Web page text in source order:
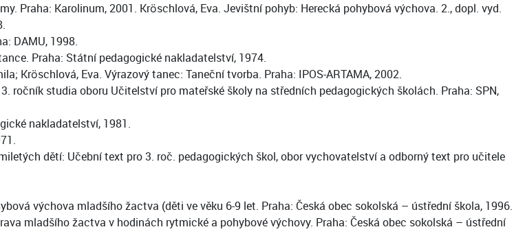
Praha: Karolinum, 2001. Kröschlová, Eva. Jevištní pohyb: Herecká pohybová výchova. 2., dopl. vyd.
DAMU, 1998.
Praha: Státní pedagogické nakladatelství, 1974.
Kröschlová, Eva. Výrazový tanec: Taneční tvorba. Praha: IPOS-ARTAMA, 2002.
ročník studia oboru Učitelství pro mateřské školy na středních pedagogických školách. Praha: SPN,
nakladatelství, 1981.
dětí: Učební text pro 3. roč. pedagogických škol, obor vychovatelství a odborný text pro učitele
výchova mladšího žactva (děti ve věku 6-9 let. Praha: Česká obec sokolská – ústřední škola, 1996.
mladšího žactva v hodinách rytmické a pohybové výchovy. Praha: Česká obec sokolská – ústřední